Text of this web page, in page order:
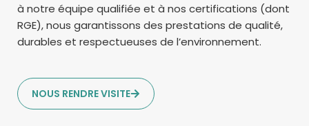
à notre équipe qualifiée et à nos certifications (dont
RGE), nous garantissons des prestations de qualité,
durables et respectueuses de l’environnement.
NOUS RENDRE VISITE